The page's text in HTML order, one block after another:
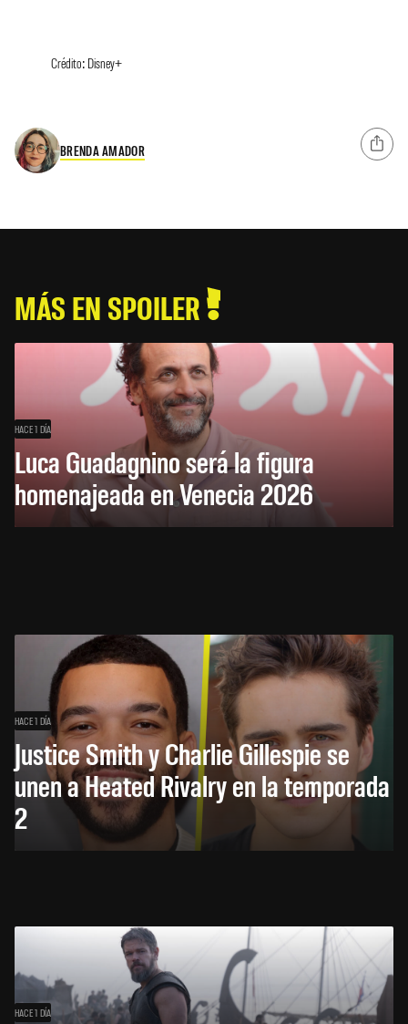
Crédito: Disney+
BRENDA AMADOR
MÁS EN SPOILER
HACE 1 DÍA
Luca Guadagnino será la figura
homenajeada en Venecia 2026
HACE 1 DÍA
Justice Smith y Charlie Gillespie se
unen a Heated Rivalry en la temporada
2
HACE 1 DÍA